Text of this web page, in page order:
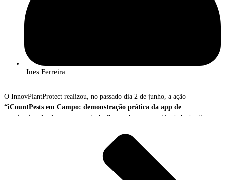
Ines Ferreira
O InnovPlantProtect realizou, no passado dia 2 de junho, a ação
“iCountPests em Campo: demonstração prática da app de
monitorização de pragas agrícolas” , que decorreu na Herdade das Servas,
A iniciativa contou com a participação de 23 produtores, técnicos agrícolas
e outros profissionais do setor interessados em conhecer o potencial da
tecnologia digital e da inteligência artificial aplicada à monitorização de